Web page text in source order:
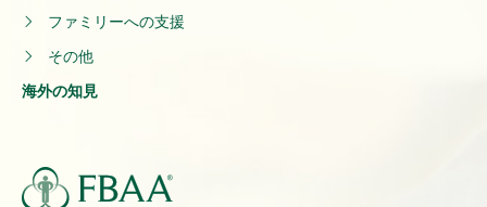
ファミリーへの支援
その他
海外の知見